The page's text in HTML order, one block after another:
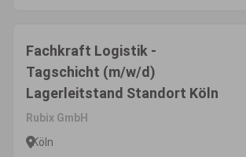
Fachkraft Logistik -
Tagschicht (m/w/d)
Lagerleitstand Standort Köln
Rubix GmbH
Köln